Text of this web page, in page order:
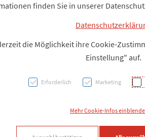
finden Sie in unserer
die Möglichkeit ihre Cookie-
Einstellung" auf.
Erforderlich Marketing
Mehr Cookie-Infos